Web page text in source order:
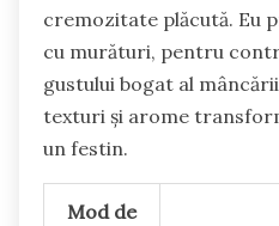
cremozitate plăcută. Eu
cu murături, pentru
gustului bogat al
texturi și arome
un festin.
Mod de